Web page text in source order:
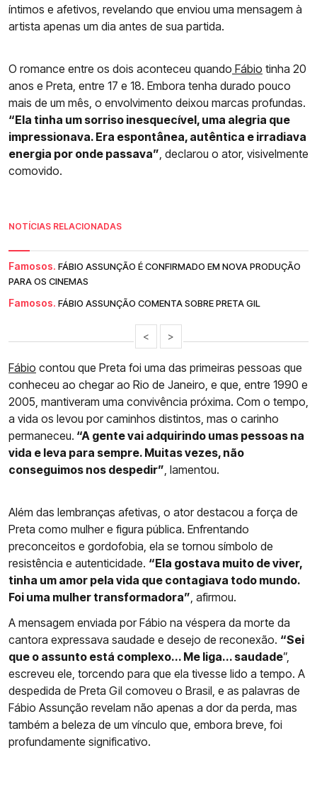
íntimos e afetivos, revelando que enviou uma mensagem à
artista apenas um dia antes de sua partida.
O romance entre os dois aconteceu quando Fábio tinha 20
anos e Preta, entre 17 e 18. Embora tenha durado pouco
mais de um mês, o envolvimento deixou marcas profundas.
“Ela tinha um sorriso inesquecível, uma alegria que
impressionava. Era espontânea, autêntica e irradiava
energia por onde passava” , declarou o ator, visivelmente
comovido.
NOTÍCIAS RELACIONADAS
Famosos. FÁBIO ASSUNÇÃO É CONFIRMADO EM NOVA PRODUÇÃO
PARA OS CINEMAS
Famosos. FÁBIO ASSUNÇÃO COMENTA SOBRE PRETA GIL
< >
Fábio contou que Preta foi uma das primeiras pessoas que
conheceu ao chegar ao Rio de Janeiro, e que, entre 1990 e
2005, mantiveram uma convivência próxima. Com o tempo,
a vida os levou por caminhos distintos, mas o carinho
permaneceu. “A gente vai adquirindo umas pessoas na
vida e leva para sempre. Muitas vezes, não
conseguimos nos despedir” , lamentou.
Além das lembranças afetivas, o ator destacou a força de
Preta como mulher e figura pública. Enfrentando
preconceitos e gordofobia, ela se tornou símbolo de
resistência e autenticidade. “Ela gostava muito de viver,
tinha um amor pela vida que contagiava todo mundo.
Foi uma mulher transformadora” , afirmou.
A mensagem enviada por Fábio na véspera da morte da
cantora expressava saudade e desejo de reconexão. “Sei
que o assunto está complexo... Me liga... saudade”,
escreveu ele, torcendo para que ela tivesse lido a tempo. A
despedida de Preta Gil comoveu o Brasil, e as palavras de
Fábio Assunção revelam não apenas a dor da perda, mas
também a beleza de um vínculo que, embora breve, foi
profundamente significativo.